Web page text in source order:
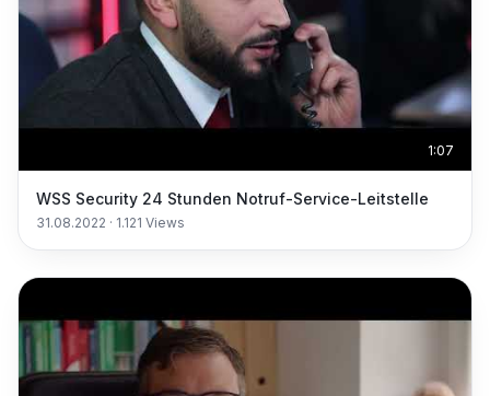
1:07
WSS Security 24 Stunden Notruf-Service-Leitstelle
31.08.2022 · 1.121 Views